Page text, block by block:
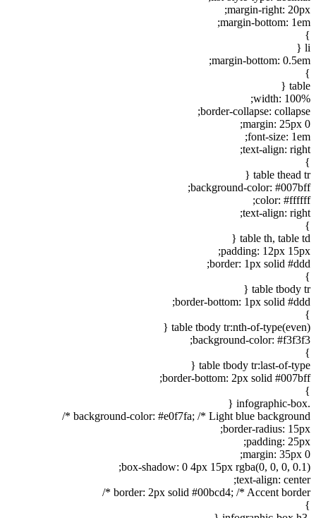
margin-right: 20px;
margin-bottom: 1em;
}
li {
margin-bottom: 0.5em;
}
table {
width: 100%;
border-collapse: collapse;
margin: 25px 0;
font-size: 1em;
text-align: right;
}
table thead tr {
background-color: #007bff;
color: #ffffff;
text-align: right;
}
table th, table td {
padding: 12px 15px;
border: 1px solid #ddd;
}
table tbody tr {
border-bottom: 1px solid #ddd;
}
table tbody tr:nth-of-type(even) {
background-color: #f3f3f3;
}
table tbody tr:last-of-type {
border-bottom: 2px solid #007bff;
}
.infographic-box {
background-color: #e0f7fa; /* Light blue background */
border-radius: 15px;
padding: 25px;
margin: 35px 0;
box-shadow: 0 4px 15px rgba(0, 0, 0, 0.1);
text-align: center;
border: 2px solid #00bcd4; /* Accent border */
}